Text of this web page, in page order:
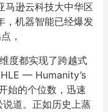
马逊云科技大中华区
，机器智能已经爆发
，
度都实现了跨越式
— Humanity’s
始的个位数，迅速
道。正如历史上蒸